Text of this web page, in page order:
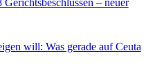
– neuer
will: Was gerade auf Ceuta